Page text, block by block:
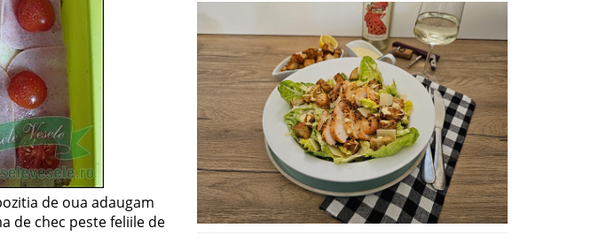
de oua adaugam
de chec peste feliile de